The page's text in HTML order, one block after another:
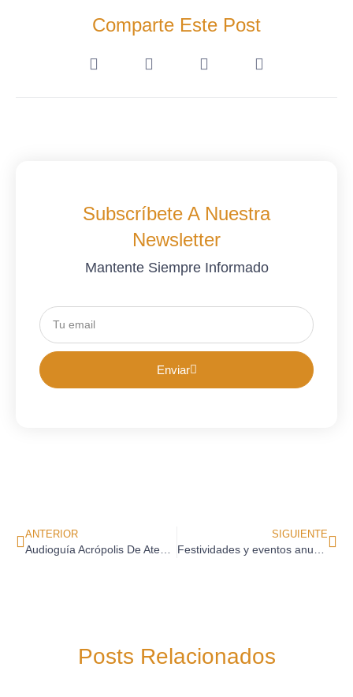
Comparte Este Post
Subscríbete A Nuestra
Newsletter
Mantente Siempre Informado
Enviar
ANTERIOR SIGUIENTE
Posts Relacionados